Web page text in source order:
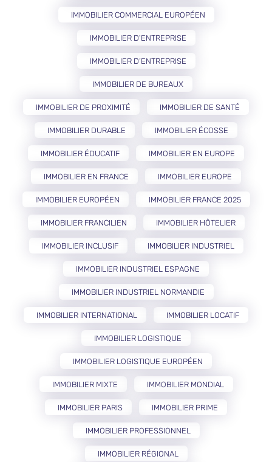
IMMOBILIER COMMERCIAL EUROPÉEN
IMMOBILIER D'ENTREPRISE
IMMOBILIER D’ENTREPRISE
IMMOBILIER DE BUREAUX
IMMOBILIER DE PROXIMITÉ IMMOBILIER DE SANTÉ
IMMOBILIER DURABLE IMMOBILIER ÉCOSSE
IMMOBILIER ÉDUCATIF IMMOBILIER EN EUROPE
IMMOBILIER EN FRANCE IMMOBILIER EUROPE
IMMOBILIER EUROPÉEN IMMOBILIER FRANCE 2025
IMMOBILIER FRANCILIEN IMMOBILIER HÔTELIER
IMMOBILIER INCLUSIF IMMOBILIER INDUSTRIEL
IMMOBILIER INDUSTRIEL ESPAGNE
IMMOBILIER INDUSTRIEL NORMANDIE
IMMOBILIER INTERNATIONAL IMMOBILIER LOCATIF
IMMOBILIER LOGISTIQUE
IMMOBILIER LOGISTIQUE EUROPÉEN
IMMOBILIER MIXTE IMMOBILIER MONDIAL
IMMOBILIER PARIS IMMOBILIER PRIME
IMMOBILIER PROFESSIONNEL
IMMOBILIER RÉGIONAL